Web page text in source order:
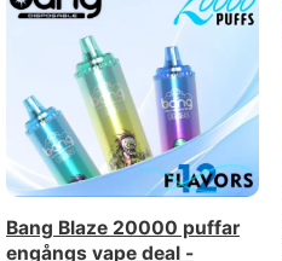
Bang Blaze 20000 puffar
engångs vape deal -